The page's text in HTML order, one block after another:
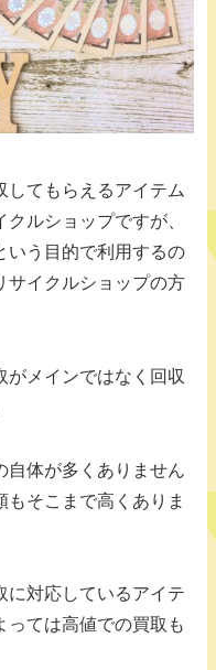
してもらえるアイテム
ルショップですが、
いう目的で利用するの
サイクルショップの方
がメインではなく回収
自体が多くありません
もそこまで高くありま
に対応しているアイテ
っては高値での買取も